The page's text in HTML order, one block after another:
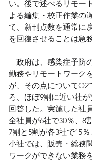
い。後で述べるリモー
よる編集・校正作業の
て、新刊点数を通常に
を回復させることは急
政府は、感染症予防
勤務やリモートワーク
が、その点についてQ2
ろ、ほぼ9割に近い社
回答した。実施した社
全社員が6社で30％、8
7割と5割が各3社で15％
小社では、販売・総務
ワークができない業務